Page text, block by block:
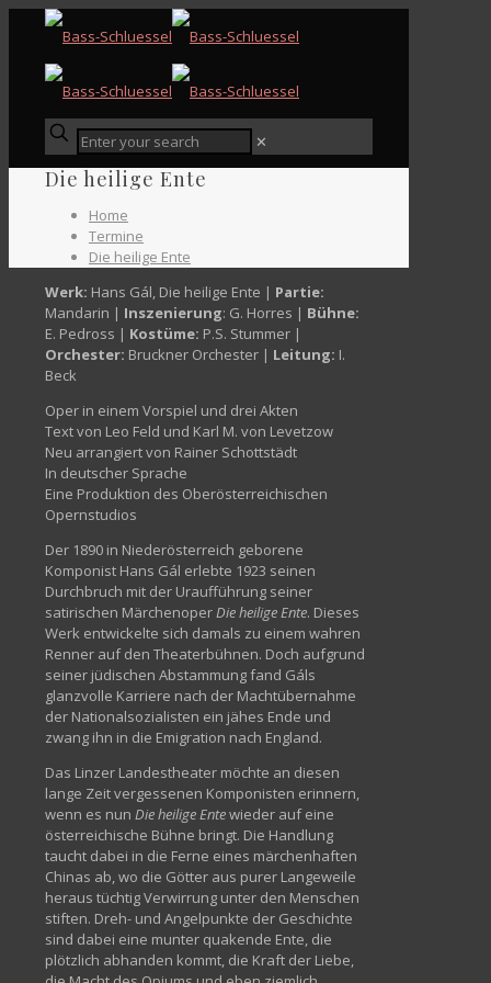
✕
Die heilige Ente
Home
Termine
Die heilige Ente
Werk: Hans Gál, Die heilige Ente | Partie:
Mandarin | Inszenierung: G. Horres | Bühne:
E. Pedross | Kostüme: P.S. Stummer |
Orchester: Bruckner Orchester | Leitung: I.
Beck
Oper in einem Vorspiel und drei Akten
Text von Leo Feld und Karl M. von Levetzow
Neu arrangiert von Rainer Schottstädt
In deutscher Sprache
Eine Produktion des Oberösterreichischen
Opernstudios
Der 1890 in Niederösterreich geborene
Komponist Hans Gál erlebte 1923 seinen
Durchbruch mit der Uraufführung seiner
satirischen MärchenoperDie heilige Ente. Dieses
Werk entwickelte sich damals zu einem wahren
Renner auf den Theaterbühnen. Doch aufgrund
seiner jüdischen Abstammung fand Gáls
glanzvolle Karriere nach der Machtübernahme
der Nationalsozialisten ein jähes Ende und
zwang ihn in die Emigration nach England.
Das Linzer Landestheater möchte an diesen
lange Zeit vergessenen Komponisten erinnern,
wenn es nun Die heilige Entewieder auf eine
österreichische Bühne bringt. Die Handlung
taucht dabei in die Ferne eines märchenhaften
Chinas ab, wo die Götter aus purer Langeweile
heraus tüchtig Verwirrung unter den Menschen
stiften. Dreh- und Angelpunkte der Geschichte
sind dabei eine munter quakende Ente, die
plötzlich abhanden kommt, die Kraft der Liebe,